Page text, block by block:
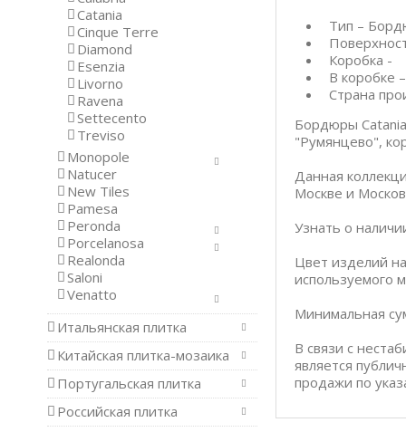
Тип –
Коробка -
В коробке –
Страна
Бордюры
"Румянцево",
Данная
Москве и
Узнать о
Цвет изделий
используемого
Минимальная
В связи с
является
продажи по
Catania
Cinque Terre
Diamond
Esenzia
Livorno
Ravena
Settecento
Treviso
Monopole
Natucer
New Tiles
Pamesa
Peronda
Porcelanosa
Realonda
Saloni
Venatto
Итальянская плитка
Китайская плитка-мозаика
Португальская плитка
Российская плитка